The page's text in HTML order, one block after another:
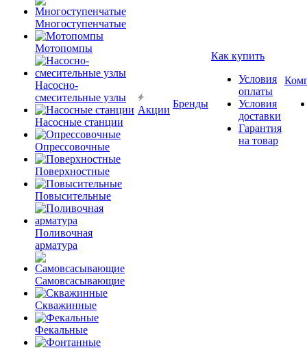
Многоступенчатые
Мотопомпы
Насосно-
смесительные узлы
Насосные станции
Опрессовочные
Поверхностные
Повысительные
Поливочная
арматура
Самовсасывающие
Скважинные
Фекальные
Акции
Бренды
Как купить
Условия
оплаты
Условия
доставки
Гарантия
на товар